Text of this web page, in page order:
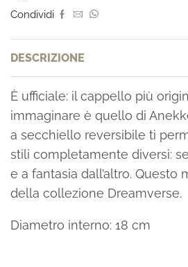
Condividi
DESCRIZIONE
È ufficiale: il cappello più
immaginare è quello di
a secchiello reversibile ti
stili completamente diversi:
e a fantasia dall’altro. Questo
della collezione Dreamverse.
Diametro interno: 18 cm